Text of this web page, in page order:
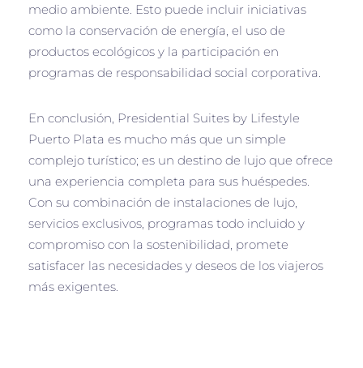
medio ambiente. Esto puede incluir iniciativas
como la conservación de energía, el uso de
productos ecológicos y la participación en
programas de responsabilidad social corporativa.
En conclusión, Presidential Suites by Lifestyle
Puerto Plata es mucho más que un simple
complejo turístico; es un destino de lujo que ofrece
una experiencia completa para sus huéspedes.
Con su combinación de instalaciones de lujo,
servicios exclusivos, programas todo incluido y
compromiso con la sostenibilidad, promete
satisfacer las necesidades y deseos de los viajeros
más exigentes.